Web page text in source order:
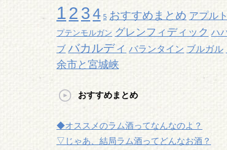
12 34 5 おすすめまとめ アプル
プテンモルガン グレンフィディック ハ
ブ バカルディ バランタイン ブルガル
余市と宮城峡
おすすめまとめ
◆オススメのラム酒ってなんなのよ？
▽じゃあ、結局ラム酒ってどんなお酒？